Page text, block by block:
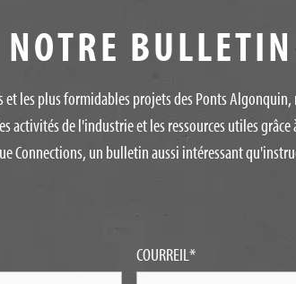
et les plus formidables projets des Ponts
activités de l'industrie et les ressources utiles
Connections, un bulletin aussi intéressant
COURREIL*